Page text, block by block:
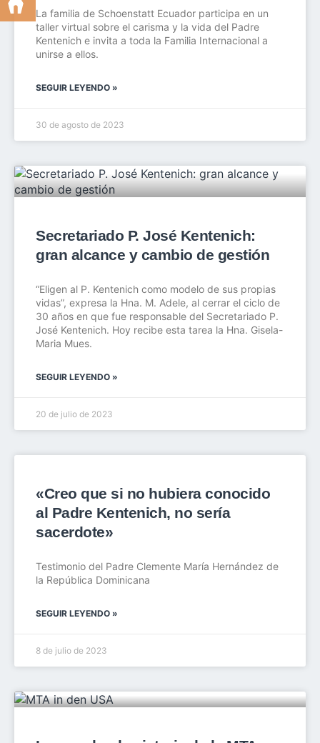
La familia de Schoenstatt Ecuador participa en un
taller virtual sobre el carisma y la vida del Padre
Kentenich e invita a toda la Familia Internacional a
unirse a ellos.
SEGUIR LEYENDO »
30 de agosto de 2023
Secretariado P. José Kentenich:
gran alcance y cambio de gestión
“Eligen al P. Kentenich como modelo de sus propias
vidas”, expresa la Hna. M. Adele, al cerrar el ciclo de
30 años en que fue responsable del Secretariado P.
José Kentenich. Hoy recibe esta tarea la Hna. Gisela-
Maria Mues.
SEGUIR LEYENDO »
20 de julio de 2023
«Creo que si no hubiera conocido
al Padre Kentenich, no sería
sacerdote»
Testimonio del Padre Clemente María Hernández de
la República Dominicana
SEGUIR LEYENDO »
8 de julio de 2023